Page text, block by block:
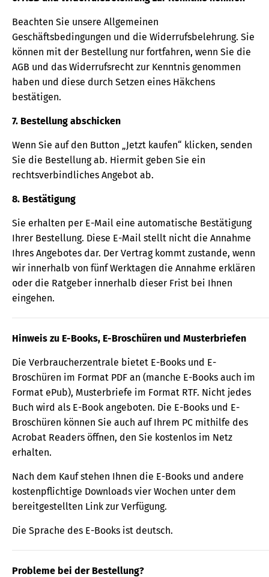
Beachten Sie unsere Allgemeinen
Geschäftsbedingungen und die Widerrufsbelehrung. Sie
können mit der Bestellung nur fortfahren, wenn Sie die
AGB und das Widerrufsrecht zur Kenntnis genommen
haben und diese durch Setzen eines Häkchens
bestätigen.
7. Bestellung abschicken
Wenn Sie auf den Button „Jetzt kaufen“ klicken, senden
Sie die Bestellung ab. Hiermit geben Sie ein
rechtsverbindliches Angebot ab.
8. Bestätigung
Sie erhalten per E-Mail eine automatische Bestätigung
Ihrer Bestellung. Diese E-Mail stellt nicht die Annahme
Ihres Angebotes dar. Der Vertrag kommt zustande, wenn
wir innerhalb von fünf Werktagen die Annahme erklären
oder die Ratgeber innerhalb dieser Frist bei Ihnen
eingehen.
Hinweis zu E-Books, E-Broschüren und Musterbriefen
Die Verbraucherzentrale bietet E-Books und E-
Broschüren im Format PDF an (manche E-Books auch im
Format ePub), Musterbriefe im Format RTF. Nicht jedes
Buch wird als E-Book angeboten. Die E-Books und E-
Broschüren können Sie auch auf Ihrem PC mithilfe des
Acrobat Readers öffnen, den Sie kostenlos im Netz
erhalten.
Nach dem Kauf stehen Ihnen die E-Books und andere
kostenpflichtige Downloads vier Wochen unter dem
bereitgestellten Link zur Verfügung.
Die Sprache des E-Books ist deutsch.
Probleme bei der Bestellung?